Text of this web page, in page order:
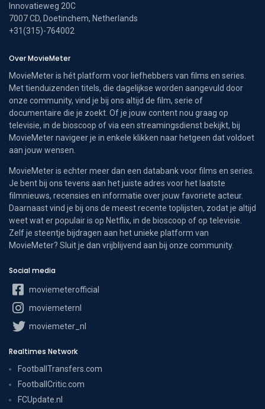
Innovatieweg 20C
7007 CD, Doetinchem, Netherlands
+31(315)-764002
Over MovieMeter
MovieMeter is hét platform voor liefhebbers van films en series.
Met tienduizenden titels, die dagelijkse worden aangevuld door
onze community, vind je bij ons altijd de film, serie of
documentaire die je zoekt. Of je jouw content nou graag op
televisie, in de bioscoop of via een streamingsdienst bekijkt, bij
MovieMeter navigeer je in enkele klikken naar hetgeen dat voldoet
aan jouw wensen.
MovieMeter is echter meer dan een databank voor films en series.
Je bent bij ons tevens aan het juiste adres voor het laatste
filmnieuws, recensies en informatie over jouw favoriete acteur.
Daarnaast vind je bij ons de meest recente toplijsten, zodat je altijd
weet wat er populair is op Netflix, in de bioscoop of op televisie.
Zelf je steentje bijdragen aan het unieke platform van
MovieMeter? Sluit je dan vrijblijvend aan bij onze community.
Social media
moviemeterofficial
moviemeternl
moviemeter_nl
Realtimes Network
FootballTransfers.com
FootballCritic.com
FCUpdate.nl